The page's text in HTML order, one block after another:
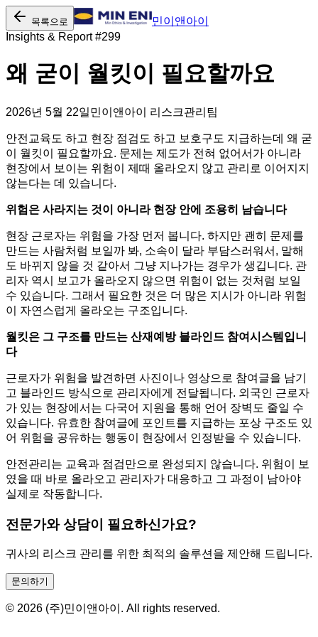
목록으로
민이앤아이
Insights & Report #299
왜 굳이 월킷이 필요할까요
2026년 5월 22일민이앤아이 리스크관리팀
안전교육도 하고 현장 점검도 하고 보호구도 지급하는데 왜 굳
이 월킷이 필요할까요. 문제는 제도가 전혀 없어서가 아니라
현장에서 보이는 위험이 제때 올라오지 않고 관리로 이어지지
않는다는 데 있습니다.
위험은 사라지는 것이 아니라 현장 안에 조용히 남습니다
현장 근로자는 위험을 가장 먼저 봅니다. 하지만 괜히 문제를
만드는 사람처럼 보일까 봐, 소속이 달라 부담스러워서, 말해
도 바뀌지 않을 것 같아서 그냥 지나가는 경우가 생깁니다. 관
리자 역시 보고가 올라오지 않으면 위험이 없는 것처럼 보일
수 있습니다. 그래서 필요한 것은 더 많은 지시가 아니라 위험
이 자연스럽게 올라오는 구조입니다.
월킷은 그 구조를 만드는 산재예방 블라인드 참여시스템입니
다
근로자가 위험을 발견하면 사진이나 영상으로 참여글을 남기
고 블라인드 방식으로 관리자에게 전달됩니다. 외국인 근로자
가 있는 현장에서는 다국어 지원을 통해 언어 장벽도 줄일 수
있습니다. 유효한 참여글에 포인트를 지급하는 포상 구조도 있
어 위험을 공유하는 행동이 현장에서 인정받을 수 있습니다.
안전관리는 교육과 점검만으로 완성되지 않습니다. 위험이 보
였을 때 바로 올라오고 관리자가 대응하고 그 과정이 남아야
실제로 작동합니다.
전문가와 상담이 필요하신가요?
귀사의 리스크 관리를 위한 최적의 솔루션을 제안해 드립니다.
문의하기
© 2026 (주)민이앤아이. All rights reserved.